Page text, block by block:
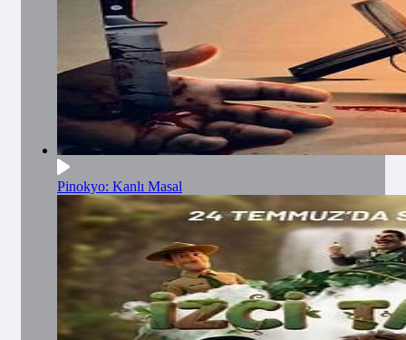
Pinokyo: Kanlı Masal